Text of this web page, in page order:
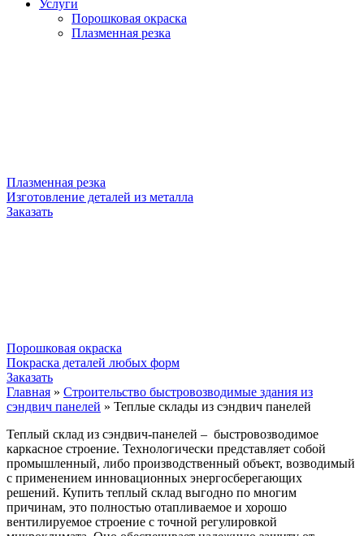
Услуги
Порошковая окраска
Плазменная резка
Плазменная резка
Изготовление деталей из металла
Заказать
Порошковая окраска
Покраска деталей любых форм
Заказать
Главная » Строительство быстровозводимые здания из
сэндвич панелей » Теплые склады из сэндвич панелей
Теплый склад из сэндвич-панелей – быстровозводимое
каркасное строение. Технологически представляет собой
промышленный, либо производственный объект, возводимый
с применением инновационных энергосберегающих
решений. Купить теплый склад выгодно по многим
причинам, это полностью отапливаемое и хорошо
вентилируемое строение с точной регулировкой